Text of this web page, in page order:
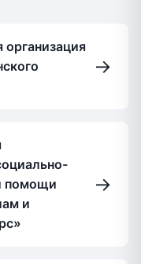
→
помощи
и
→